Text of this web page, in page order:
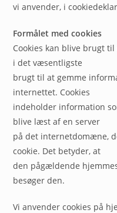
vi anvender, i
Formålet med cookies
Cookies kan blive brugt
i det væsentligste
brugt til at gemme
internettet. Cookies
indeholder information
blive læst af en server
på det internetdomæne,
cookie. Det betyder, at
den pågældende
besøger den.
Vi anvender cookies på